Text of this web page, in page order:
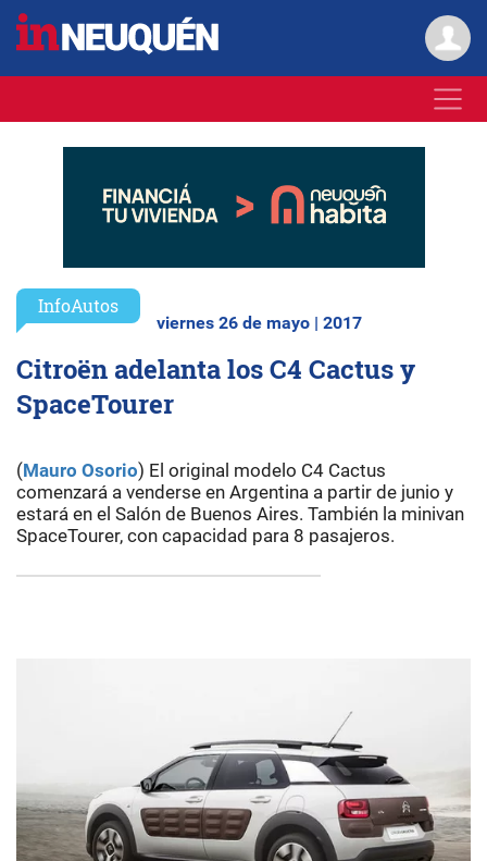
InfoAutos
viernes 26 de mayo | 2017
Citroën adelanta los C4 Cactus y
SpaceTourer
(Mauro Osorio) El original modelo C4 Cactus
comenzará a venderse en Argentina a partir de junio y
estará en el Salón de Buenos Aires. También la minivan
SpaceTourer, con capacidad para 8 pasajeros.